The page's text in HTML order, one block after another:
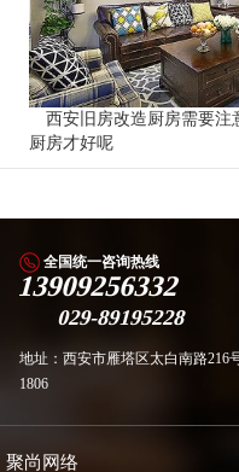
西安旧房改造厨房需要注
厨房才好呢
全国统一咨询热线
13909256332
029-89195228
地址：西安市雁塔区太白南路216
1806
聚尚网络